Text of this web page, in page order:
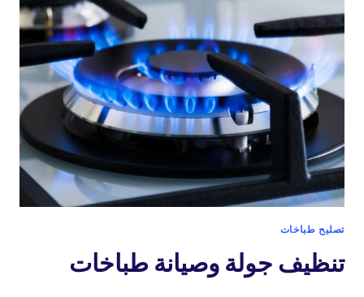
تصليح طباخات
تنظيف جولة وصيانة طباخات